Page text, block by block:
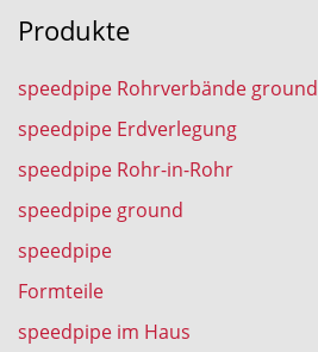
Produkte
speedpipe Rohrverbände ground
speedpipe Erdverlegung
speedpipe Rohr-in-Rohr
speedpipe ground
speedpipe
Formteile
speedpipe im Haus